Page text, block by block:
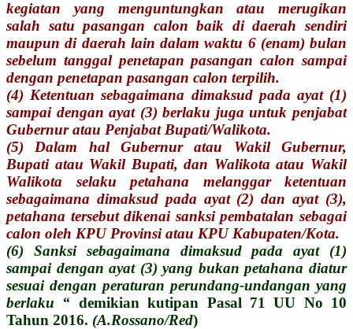
kegiatan yang menguntungkan atau merugikan
salah satu pasangan calon baik di daerah sendiri
maupun di daerah lain dalam waktu 6 (enam) bulan
sebelum tanggal penetapan pasangan calon sampai
dengan penetapan pasangan calon terpilih.
(4) Ketentuan sebagaimana dimaksud pada ayat (1)
sampai dengan ayat (3) berlaku juga untuk penjabat
Gubernur atau Penjabat Bupati/Walikota.
(5) Dalam hal Gubernur atau Wakil Gubernur,
Bupati atau Wakil Bupati, dan Walikota atau Wakil
Walikota selaku petahana melanggar ketentuan
sebagaimana dimaksud pada ayat (2) dan ayat (3),
petahana tersebut dikenai sanksi pembatalan sebagai
calon oleh KPU Provinsi atau KPU Kabupaten/Kota.
(6) Sanksi sebagaimana dimaksud pada ayat (1)
sampai dengan ayat (3) yang bukan petahana diatur
sesuai dengan peraturan perundang-undangan yang
berlaku “ demikian kutipan Pasal 71 UU No 10
Tahun 2016. (A.Rossano/Red)